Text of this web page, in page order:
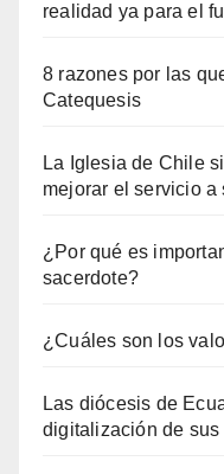
realidad ya para el
8 razones por las
Catequesis
La Iglesia de Chile
mejorar el servicio a
¿Por qué es
sacerdote?
¿Cuáles son los
Las diócesis de
digitalización de sus